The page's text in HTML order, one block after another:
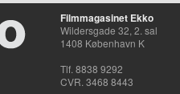
Filmmagasinet Ekko
Wildersgade 32, 2. sal
1408 København K
Tlf. 8838 9292
CVR. 3468 8443